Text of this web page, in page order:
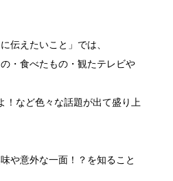
伝えたいこと」では、
・食べたもの・観たテレビや
！など色々な話題が出て盛り上
や意外な一面！？を知ること